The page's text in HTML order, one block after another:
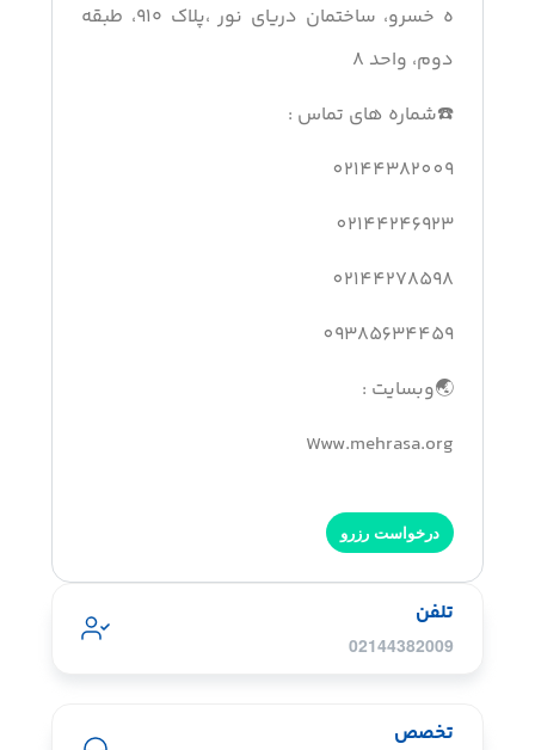
ه خسرو، ساختمان دریای نور ،پلاک ۹۱۰، طبقه
دوم، واحد ۸
☎️شماره های تماس :
02144382009
02144246923
02144278598
09385634459
🌏وبسایت :
Www.mehrasa.org
درخواست رزرو
تلفن
02144382009
تخصص